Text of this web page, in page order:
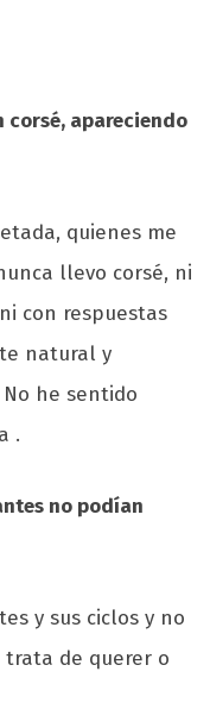
corsé, apareciendo
quienes me
llevo corsé, ni
con respuestas
natural y
he sentido
.
no podían
y sus ciclos y no
de querer o